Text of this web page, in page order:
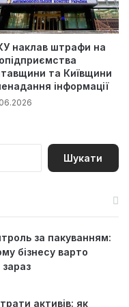
наклав штрафи на
та Київщини
інформації
П
за пакуванням:
бізнесу варто
активів: як